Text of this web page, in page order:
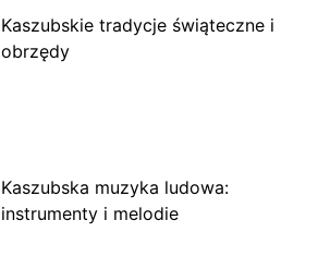
Kaszubskie tradycje świąteczne i
obrzędy
Kaszubska muzyka ludowa:
instrumenty i melodie